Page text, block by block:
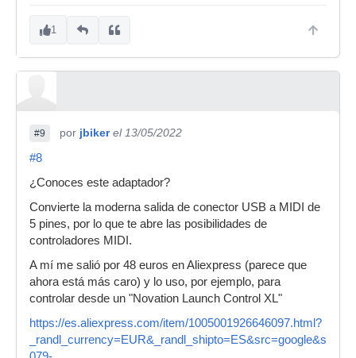
1
#9 por jbiker el 13/05/2022
#8
¿Conoces este adaptador?
Convierte la moderna salida de conector USB a MIDI de
5 pines, por lo que te abre las posibilidades de
controladores MIDI.
A mí me salió por 48 euros en Aliexpress (parece que
ahora está más caro) y lo uso, por ejemplo, para
controlar desde un "Novation Launch Control XL"
https://es.aliexpress.com/item/1005001926646097.html?